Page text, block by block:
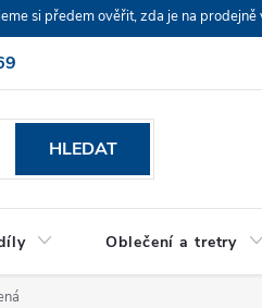
si předem ověřit, zda je na prodejně
HLEDAT
Oblečení a tretry